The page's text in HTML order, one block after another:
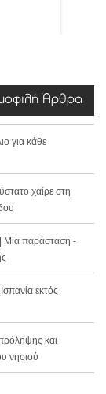
Άρθρα
για κάθε
χαίρε στη
Μια παράσταση -
εκτός
και
νησιού